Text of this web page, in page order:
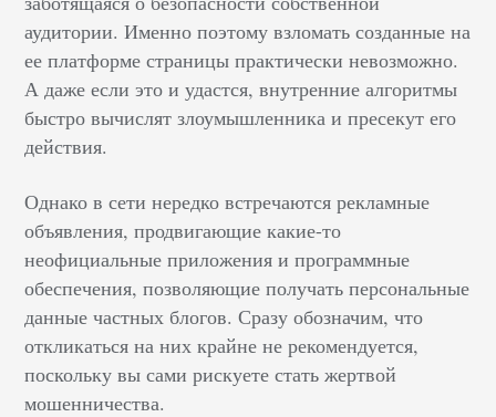
аудитории. Именно поэтому взломать созданные на
ее платформе страницы практически невозможно.
А даже если это и удастся, внутренние алгоритмы
быстро вычислят злоумышленника и пресекут его
действия.
Однако в сети нередко встречаются рекламные
объявления, продвигающие какие-то
неофициальные приложения и программные
обеспечения, позволяющие получать персональные
данные частных блогов. Сразу обозначим, что
откликаться на них крайне не рекомендуется,
поскольку вы сами рискуете стать жертвой
мошенничества.